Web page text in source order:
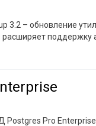
– обновление
Postgres Pro